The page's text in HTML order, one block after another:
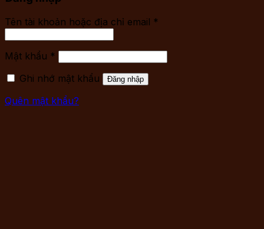
Tên tài khoản hoặc địa chỉ email *
Mật khẩu *
Ghi nhớ mật khẩu
Đăng nhập
Quên mật khẩu?